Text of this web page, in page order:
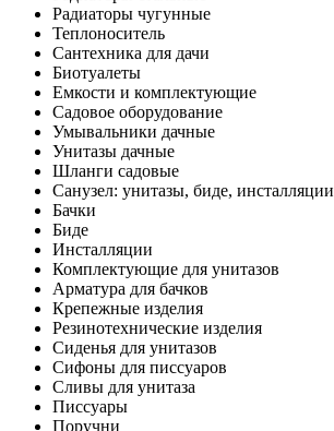
Радиаторы чугунные
Теплоноситель
Сантехника для дачи
Биотуалеты
Емкости и комплектующие
Садовое оборудование
Умывальники дачные
Унитазы дачные
Шланги садовые
Санузел: унитазы, биде, инсталляции
Бачки
Биде
Инсталляции
Комплектующие для унитазов
Арматура для бачков
Крепежные изделия
Резинотехнические изделия
Сиденья для унитазов
Сифоны для писсуаров
Сливы для унитаза
Писсуары
Поручни